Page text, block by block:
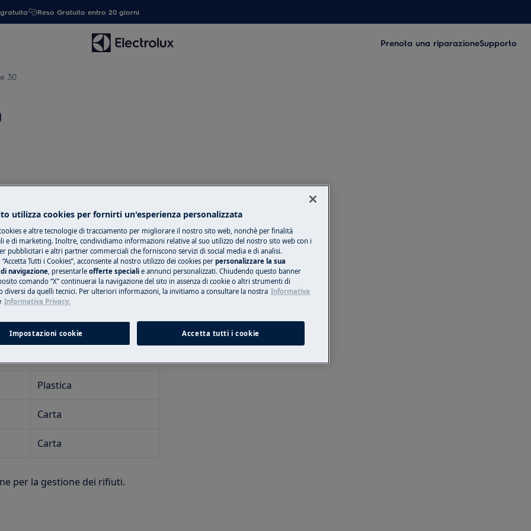
Reso Gratuito entro 20 giorni
Prenota una riparazioneSupporto
30
che vivono in Italia.
essere applicabili.
Indicazioni per la
Raccolta (*)
Carta
Plastica
Carta
Carta
per la gestione dei rifiuti.
utilizza cookies per fornirti un'esperienza personalizzata
e altre tecnologie di tracciamento per migliorare il nostro sito web, nonchè per finalità
e di marketing. Inoltre, condividiamo informazioni relative al suo utilizzo del nostro sito web con i
pubblicitari e altri partner commerciali che forniscono servizi di social media e di analisi.
“Accetta Tutti i Cookies”, acconsente al nostro utilizzo dei cookies per personalizzare la sua
navigazione , presentarle offerte speciali e annunci personalizzati. Chiudendo questo banner
comando “X” continuerai la navigazione del sito in assenza di cookie o altri strumenti di
diversi da quelli tecnici. Per ulteriori informazioni, la invitiamo a consultare la nostra Informativa
Informativa Privacy.
Impostazioni cookie Accetta tutti i cookie